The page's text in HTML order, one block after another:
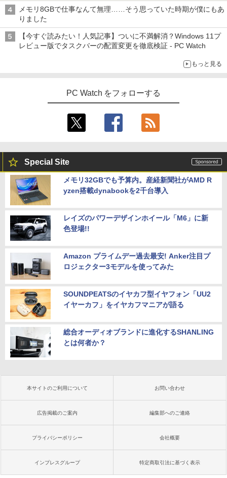
メモリ8GBで仕事なんて無理……そう思っていた時期が僕にもあ
りました
【今すぐ読みたい！人気記事】ついに不満解消？Windows 11プ
レビュー版でタスクバーの配置変更を徹底検証 - PC Watch
もっと見る
PC Watch をフォローする
Special Site
メモリ32GBでも予算内。産経新聞社がAMD R
yzen搭載dynabookを2千台導入
レイズのパワーデザインホイール「M6」に新
色登場!!
Amazon プライムデー過去最安! Anker注目プ
ロジェクター3モデルを使ってみた
SOUNDPEATSのイヤカフ型イヤフォン「UU2
イヤーカフ」をイヤカフマニアが語る
総合オーディオブランドに進化するSHANLING
とは何者か？
本サイトのご利用について お問い合わせ
広告掲載のご案内 編集部へのご連絡
プライバシーポリシー 会社概要
インプレスグループ 特定商取引法に基づく表示